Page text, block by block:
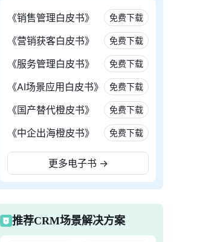
《销售管理白皮书》 免费下载
《营销获客白皮书》 免费下载
《服务管理白皮书》 免费下载
《AI场景应用白皮书》 免费下载
《国产替代橙皮书》 免费下载
《中企出海橙皮书》 免费下载
更多电子书 →
推荐CRM场景解决方案